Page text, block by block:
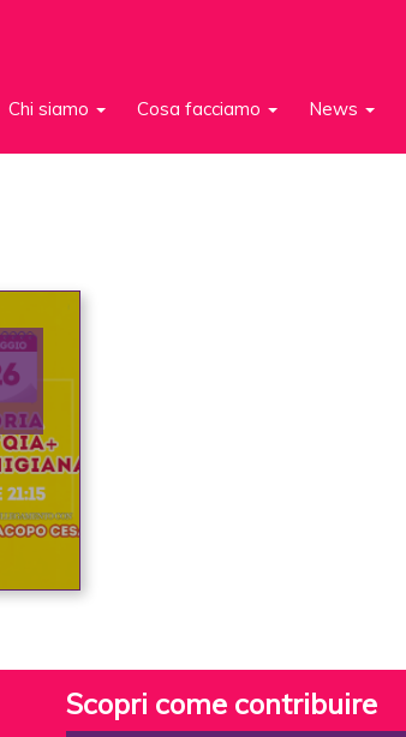
Chi siamo Cosa facciamo News
Scopri come contribuire